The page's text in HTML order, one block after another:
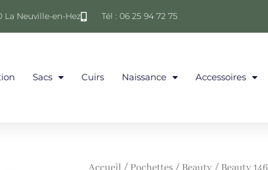
La Neuville-en-Hez Tél : 06 25 94 72 75
Sacs Cuirs Naissance Accessoires